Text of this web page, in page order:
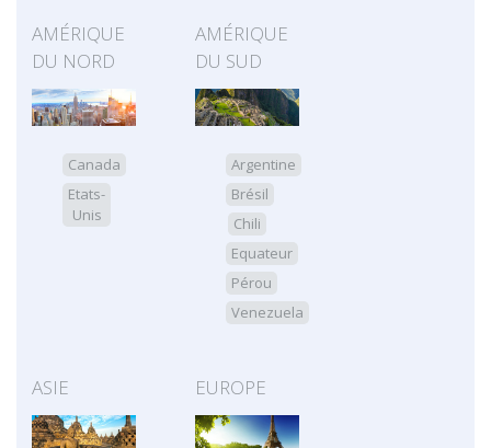
AMÉRIQUE
DU NORD
Canada
Etats-
Unis
AMÉRIQUE
DU SUD
Argentine
Brésil
Chili
Equateur
Pérou
Venezuela
ASIE EUROPE